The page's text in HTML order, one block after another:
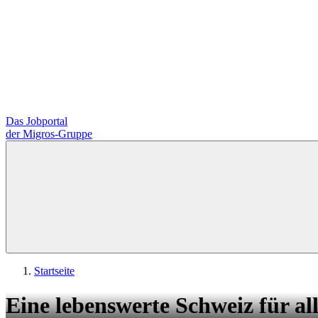
Das Jobportal
der Migros-Gruppe
Startseite
Eine lebenswerte Schweiz für